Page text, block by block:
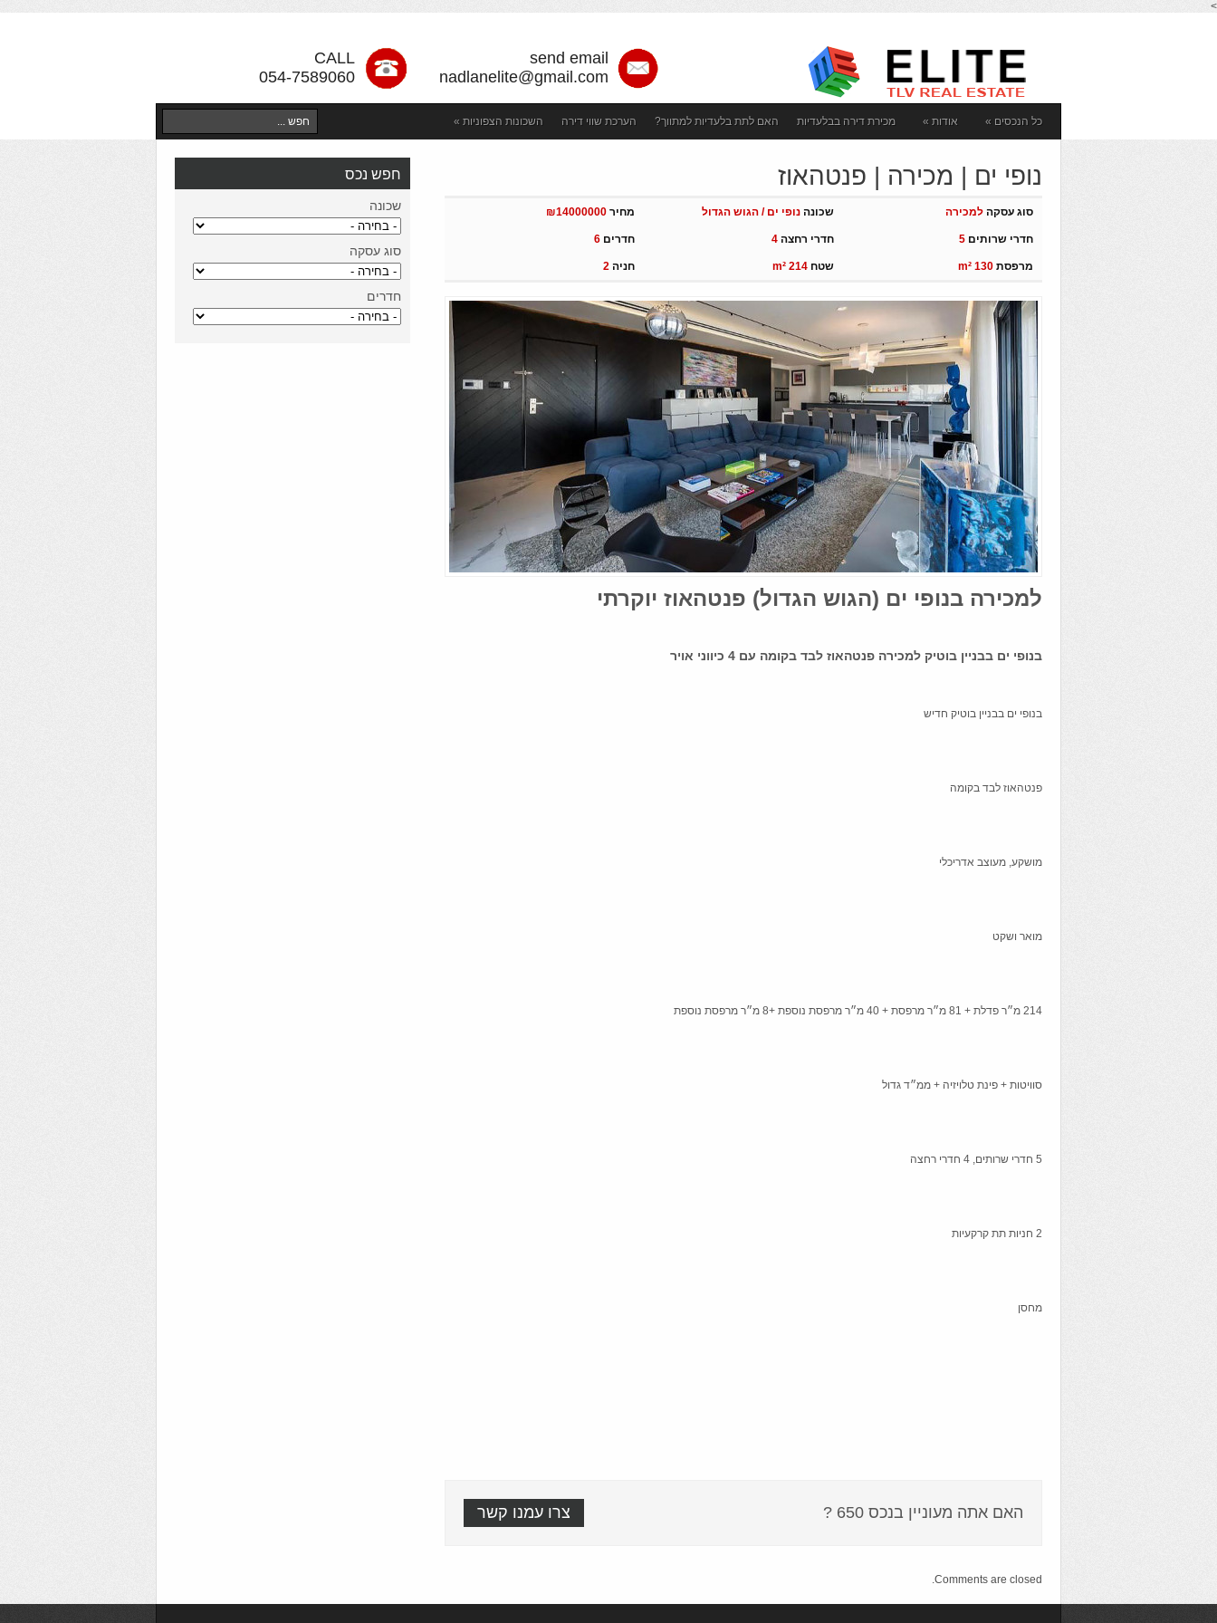
>
CALL
054-7589060
send email
nadlanelite@gmail.com
כל הנכסים » אודות » מכירת דירה בבלעדיות האם לתת בלעדיות למתווך? הערכת שווי דירה השכונות הצפוניות »
נופי ים | מכירה | פנטהאוז
מחיר ₪14000000 שכונה נופי ים / הגוש הגדול סוג עסקה למכירה
חדרים 6 חדרי רחצה 4 חדרי שרותים 5
חניה 2 שטח m² 214 מרפסת m² 130
למכירה בנופי ים (הגוש הגדול) פנטהאוז יוקרתי
בנופי ים בבניין בוטיק למכירה פנטהאוז לבד בקומה עם 4 כיווני אויר
בנופי ים בבניין בוטיק חדיש
פנטהאוז לבד בקומה
מושקע, מעוצב אדריכלי
מואר ושקט
214 מ״ר פדלת + 81 מ״ר מרפסת + 40 מ״ר מרפסת נוספת +8 מ״ר מרפסת נוספת
סוויטות + פינת טלויזיה + ממ״ד גדול
5 חדרי שרותים, 4 חדרי רחצה
2 חניות תת קרקעיות
מחסן
האם אתה מעוניין בנכס 650 ? צרו עמנו קשר
Comments are closed.
חפש נכס
שכונה
סוג עסקה
חדרים